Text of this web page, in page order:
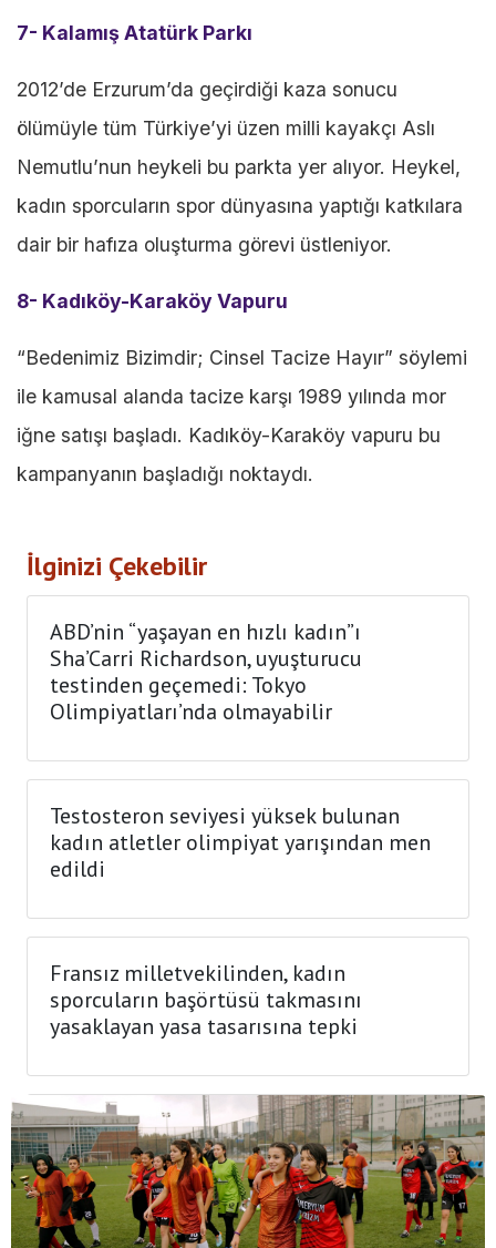
7- Kalamış Atatürk Parkı
2012’de Erzurum’da geçirdiği kaza sonucu
ölümüyle tüm Türkiye’yi üzen milli kayakçı Aslı
Nemutlu’nun heykeli bu parkta yer alıyor. Heykel,
kadın sporcuların spor dünyasına yaptığı katkılara
dair bir hafıza oluşturma görevi üstleniyor.
8- Kadıköy-Karaköy Vapuru
“Bedenimiz Bizimdir; Cinsel Tacize Hayır” söylemi
ile kamusal alanda tacize karşı 1989 yılında mor
iğne satışı başladı. Kadıköy-Karaköy vapuru bu
kampanyanın başladığı noktaydı.
İlginizi Çekebilir
ABD’nin “yaşayan en hızlı kadın”ı
Sha’Carri Richardson, uyuşturucu
testinden geçemedi: Tokyo
Olimpiyatları’nda olmayabilir
Testosteron seviyesi yüksek bulunan
kadın atletler olimpiyat yarışından men
edildi
Fransız milletvekilinden, kadın
sporcuların başörtüsü takmasını
yasaklayan yasa tasarısına tepki